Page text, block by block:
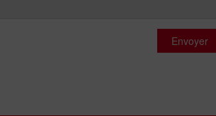
Envoyer